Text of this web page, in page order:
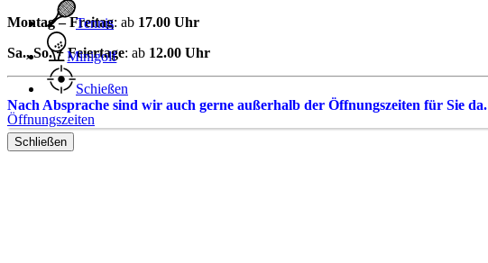
Tennis
Minigolf
Schießen
Öffnungszeiten
Montag – Freitag: ab 17.00 Uhr
Sa., So. + Feiertage: ab 12.00 Uhr
Nach Absprache sind wir auch gerne außerhalb der Öffnungszeiten für Sie da.
Schließen